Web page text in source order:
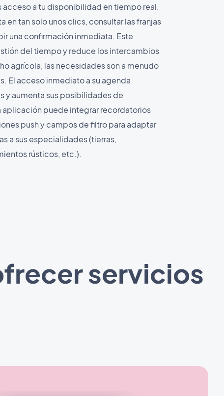
acceso a tu disponibilidad en tiempo real.
en tan solo unos clics, consultar las franjas
una confirmación inmediata. Este
del tiempo y reduce los intercambios
agrícola, las necesidades son a menudo
El acceso inmediato a su agenda
y aumenta sus posibilidades de
aplicación puede integrar recordatorios
push y campos de filtro para adaptar
a sus especialidades (tierras,
rústicos, etc.).
servicios